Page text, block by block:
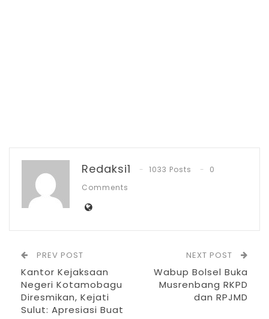
Dukungan…
Pemkot Kotamobagu Sambut 1 Muharram
IGA 2026, Sekda Kotamobagu Ajak OPD
Lahirkan…
Jun 30, 2026
Redaksi1 1033 Posts
0
Comments
PREV POST
Kantor Kejaksaan
Negeri Kotamobagu
Diresmikan, Kejati
Sulut: Apresiasi Buat
NEXT POST
Wabup Bolsel Buka
Musrenbang RKPD
dan RPJMD